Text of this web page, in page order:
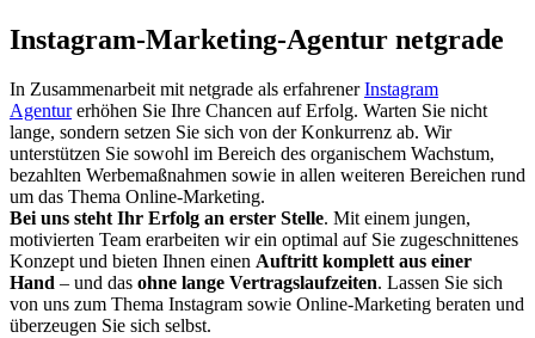
Instagram-Marketing-Agentur netgrade
In Zusammenarbeit mit netgrade als erfahrenerInstagram
Agenturerhöhen Sie Ihre Chancen auf Erfolg. Warten Sie nicht
lange, sondern setzen Sie sich von der Konkurrenz ab. Wir
unterstützen Sie sowohl im Bereich des organischem Wachstum,
bezahlten Werbemaßnahmen sowie in allen weiteren Bereichen rund
um das Thema Online-Marketing.
Bei uns steht Ihr Erfolg an erster Stelle. Mit einem jungen,
motivierten Team erarbeiten wir ein optimal auf Sie zugeschnittenes
Konzept und bieten Ihnen einen Auftritt komplett aus einer
Hand – und das ohne lange Vertragslaufzeiten. Lassen Sie sich
von uns zum Thema Instagram sowie Online-Marketing beraten und
überzeugen Sie sich selbst.